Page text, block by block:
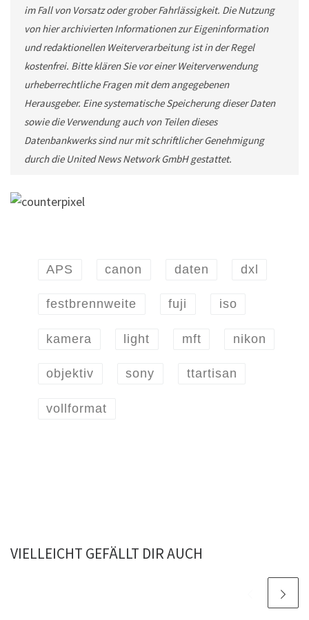
im Fall von Vorsatz oder grober Fahrlässigkeit. Die Nutzung
von hier archivierten Informationen zur Eigeninformation
und redaktionellen Weiterverarbeitung ist in der Regel
kostenfrei. Bitte klären Sie vor einer Weiterverwendung
urheberrechtliche Fragen mit dem angegebenen
Herausgeber. Eine systematische Speicherung dieser Daten
sowie die Verwendung auch von Teilen dieses
Datenbankwerks sind nur mit schriftlicher Genehmigung
durch die United News Network GmbH gestattet.
APS canon daten dxl
festbrennweite fuji iso
kamera light mft nikon
objektiv sony ttartisan
vollformat
VIELLEICHT GEFÄLLT DIR AUCH